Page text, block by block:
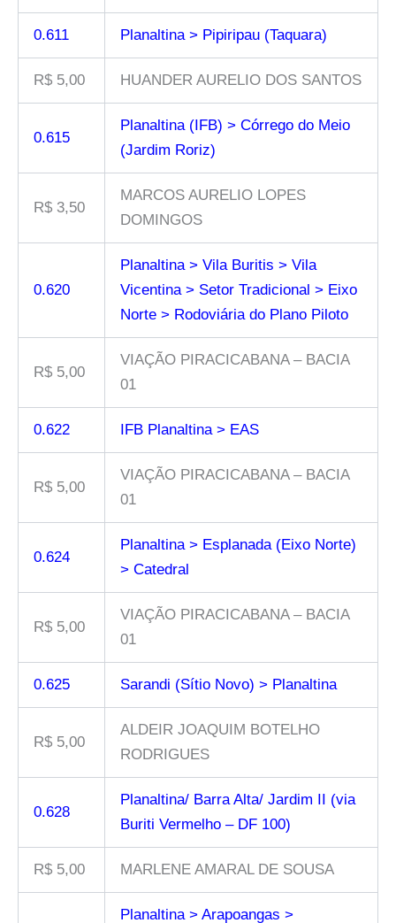
0.611 Planaltina > Pipiripau (Taquara)
R$ 5,00 HUANDER AURELIO DOS SANTOS
0.615
Planaltina (IFB) > Córrego do Meio
(Jardim Roriz)
R$ 3,50
MARCOS AURELIO LOPES
DOMINGOS
0.620
Planaltina > Vila Buritis > Vila
Vicentina > Setor Tradicional > Eixo
Norte > Rodoviária do Plano Piloto
R$ 5,00
VIAÇÃO PIRACICABANA – BACIA
01
0.622 IFB Planaltina > EAS
R$ 5,00
VIAÇÃO PIRACICABANA – BACIA
01
0.624
Planaltina > Esplanada (Eixo Norte)
> Catedral
R$ 5,00
VIAÇÃO PIRACICABANA – BACIA
01
0.625 Sarandi (Sítio Novo) > Planaltina
R$ 5,00
ALDEIR JOAQUIM BOTELHO
RODRIGUES
0.628
Planaltina/ Barra Alta/ Jardim II (via
Buriti Vermelho – DF 100)
R$ 5,00 MARLENE AMARAL DE SOUSA
Planaltina > Arapoangas >